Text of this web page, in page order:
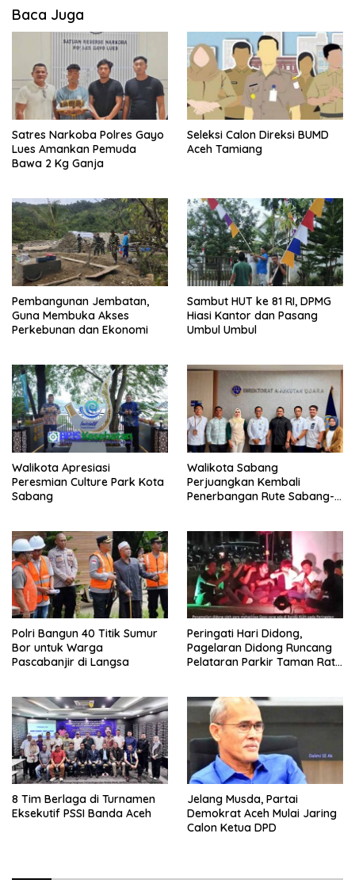
Baca Juga
Satres Narkoba Polres Gayo
Lues Amankan Pemuda
Bawa 2 Kg Ganja
Seleksi Calon Direksi BUMD
Aceh Tamiang
Pembangunan Jembatan,
Guna Membuka Akses
Perkebunan dan Ekonomi
Sambut HUT ke 81 RI, DPMG
Hiasi Kantor dan Pasang
Umbul Umbul
Walikota Apresiasi
Peresmian Culture Park Kota
Sabang
Walikota Sabang
Perjuangkan Kembali
Penerbangan Rute Sabang-
Polri Bangun 40 Titik Sumur
Bor untuk Warga
Pascabanjir di Langsa
Peringati Hari Didong,
Pagelaran Didong Runcang
Pelataran Parkir Taman Ratu
8 Tim Berlaga di Turnamen
Eksekutif PSSI Banda Aceh
Jelang Musda, Partai
Demokrat Aceh Mulai Jaring
Calon Ketua DPD